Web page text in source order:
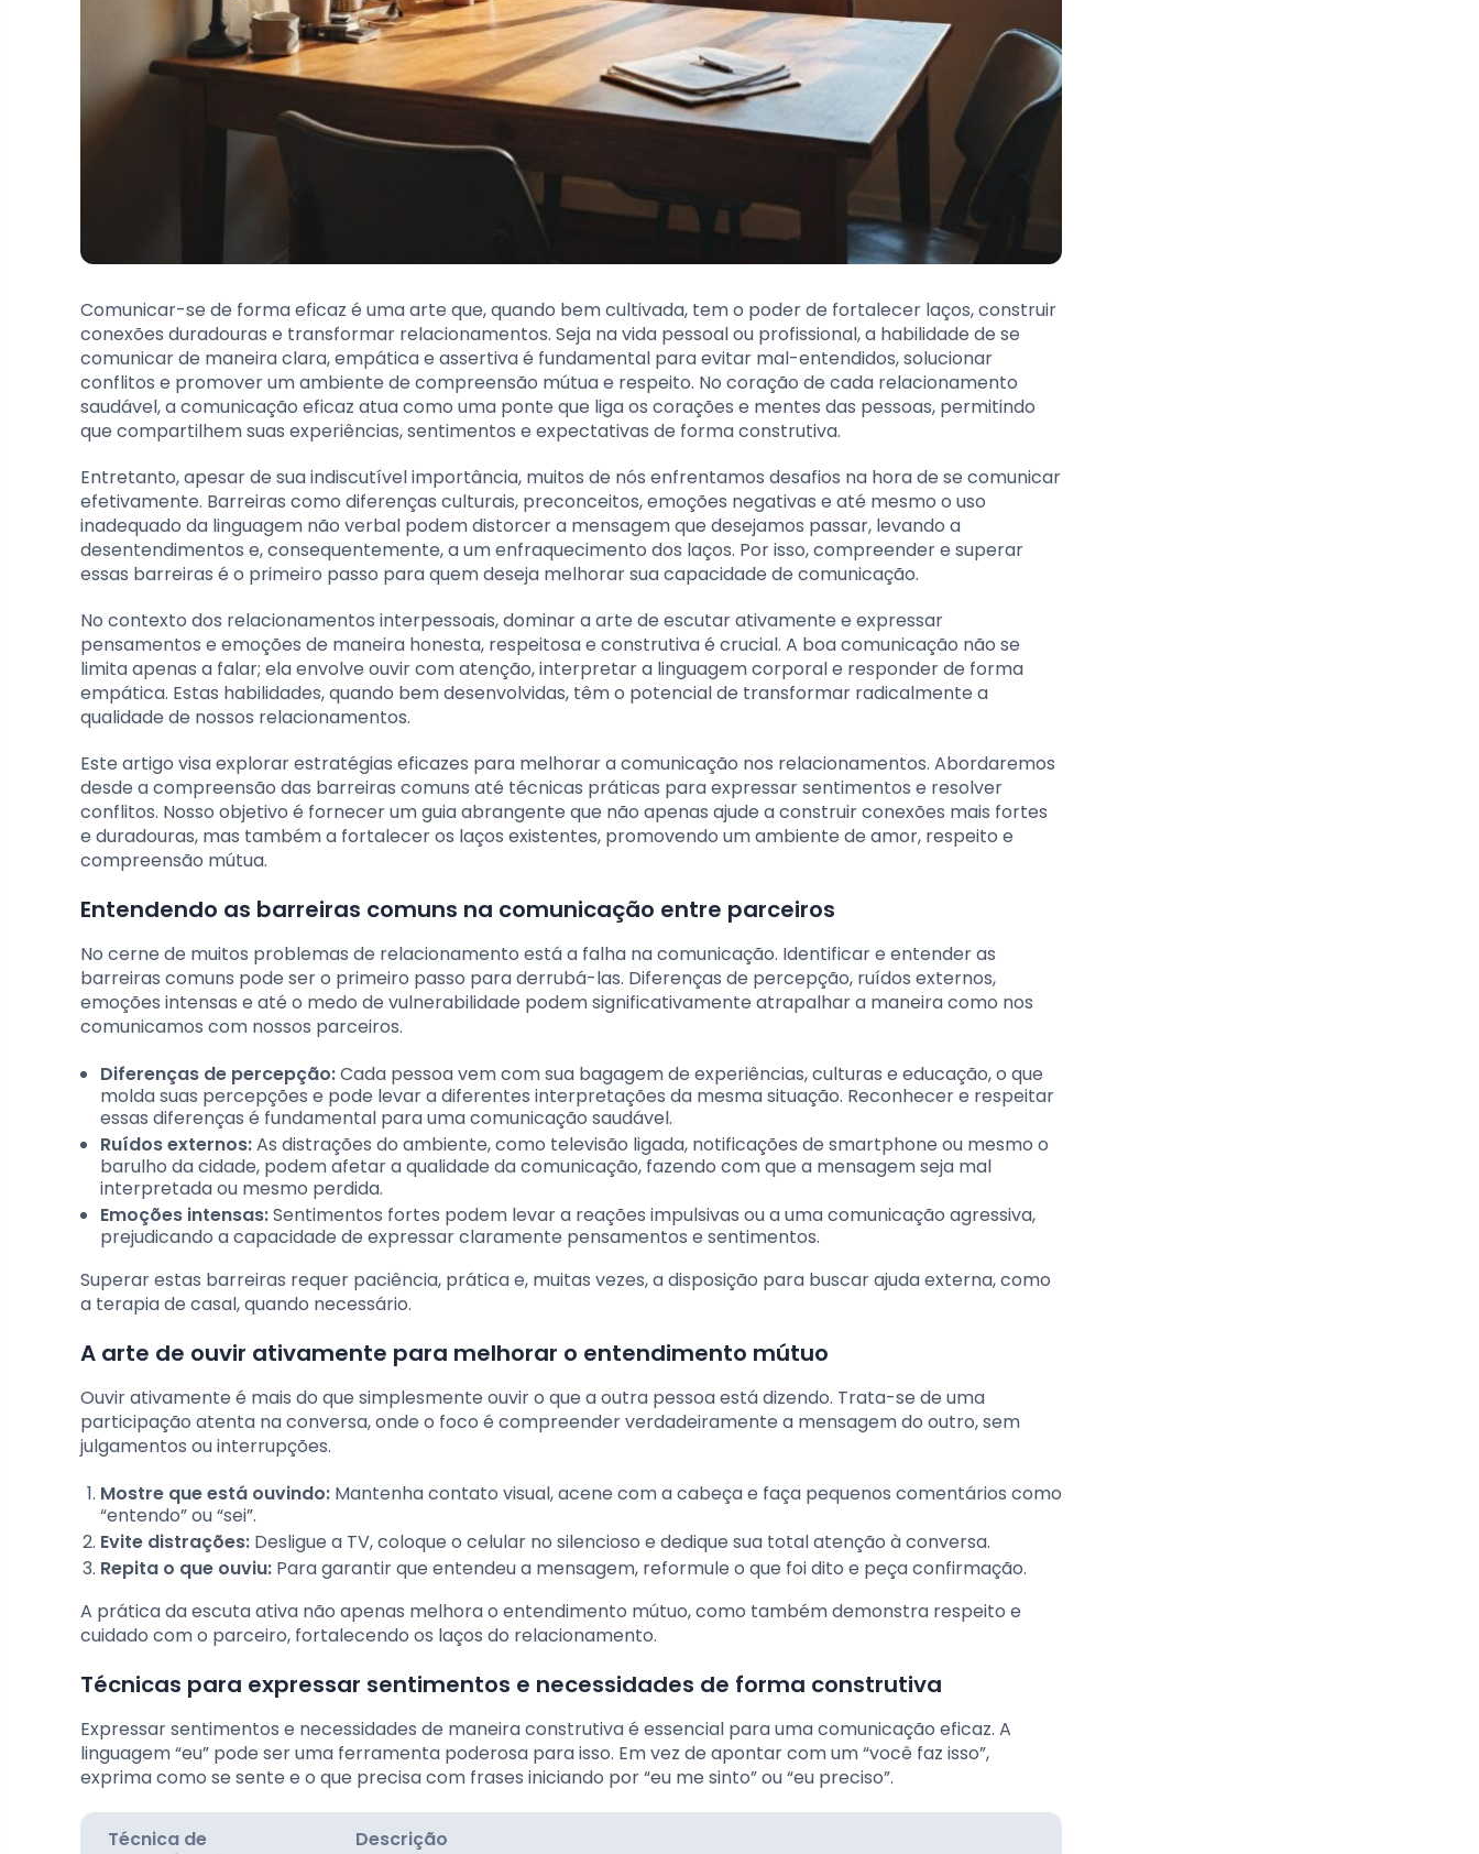
Comunicar-se de forma eficaz é uma arte que, quando bem cultivada, tem o poder de fortalecer laços, construir
conexões duradouras e transformar relacionamentos. Seja na vida pessoal ou profissional, a habilidade de se
comunicar de maneira clara, empática e assertiva é fundamental para evitar mal-entendidos, solucionar
conflitos e promover um ambiente de compreensão mútua e respeito. No coração de cada relacionamento
saudável, a comunicação eficaz atua como uma ponte que liga os corações e mentes das pessoas, permitindo
que compartilhem suas experiências, sentimentos e expectativas de forma construtiva.
Entretanto, apesar de sua indiscutível importância, muitos de nós enfrentamos desafios na hora de se comunicar
efetivamente. Barreiras como diferenças culturais, preconceitos, emoções negativas e até mesmo o uso
inadequado da linguagem não verbal podem distorcer a mensagem que desejamos passar, levando a
desentendimentos e, consequentemente, a um enfraquecimento dos laços. Por isso, compreender e superar
essas barreiras é o primeiro passo para quem deseja melhorar sua capacidade de comunicação.
No contexto dos relacionamentos interpessoais, dominar a arte de escutar ativamente e expressar
pensamentos e emoções de maneira honesta, respeitosa e construtiva é crucial. A boa comunicação não se
limita apenas a falar; ela envolve ouvir com atenção, interpretar a linguagem corporal e responder de forma
empática. Estas habilidades, quando bem desenvolvidas, têm o potencial de transformar radicalmente a
qualidade de nossos relacionamentos.
Este artigo visa explorar estratégias eficazes para melhorar a comunicação nos relacionamentos. Abordaremos
desde a compreensão das barreiras comuns até técnicas práticas para expressar sentimentos e resolver
conflitos. Nosso objetivo é fornecer um guia abrangente que não apenas ajude a construir conexões mais fortes
e duradouras, mas também a fortalecer os laços existentes, promovendo um ambiente de amor, respeito e
compreensão mútua.
Entendendo as barreiras comuns na comunicação entre parceiros
No cerne de muitos problemas de relacionamento está a falha na comunicação. Identificar e entender as
barreiras comuns pode ser o primeiro passo para derrubá-las. Diferenças de percepção, ruídos externos,
emoções intensas e até o medo de vulnerabilidade podem significativamente atrapalhar a maneira como nos
comunicamos com nossos parceiros.
Diferenças de percepção:Cada pessoa vem com sua bagagem de experiências, culturas e educação, o que
molda suas percepções e pode levar a diferentes interpretações da mesma situação. Reconhecer e respeitar
essas diferenças é fundamental para uma comunicação saudável.
Ruídos externos:As distrações do ambiente, como televisão ligada, notificações de smartphone ou mesmo o
barulho da cidade, podem afetar a qualidade da comunicação, fazendo com que a mensagem seja mal
interpretada ou mesmo perdida.
Emoções intensas:Sentimentos fortes podem levar a reações impulsivas ou a uma comunicação agressiva,
prejudicando a capacidade de expressar claramente pensamentos e sentimentos.
Superar estas barreiras requer paciência, prática e, muitas vezes, a disposição para buscar ajuda externa, como
a terapia de casal, quando necessário.
A arte de ouvir ativamente para melhorar o entendimento mútuo
Ouvir ativamente é mais do que simplesmente ouvir o que a outra pessoa está dizendo. Trata-se de uma
participação atenta na conversa, onde o foco é compreender verdadeiramente a mensagem do outro, sem
julgamentos ou interrupções.
Mostre que está ouvindo: Mantenha contato visual, acene com a cabeça e faça pequenos comentários como
“entendo” ou “sei”.
Evite distrações: Desligue a TV, coloque o celular no silencioso e dedique sua total atenção à conversa.
Repita o que ouviu: Para garantir que entendeu a mensagem, reformule o que foi dito e peça confirmação.
A prática da escuta ativa não apenas melhora o entendimento mútuo, como também demonstra respeito e
cuidado com o parceiro, fortalecendo os laços do relacionamento.
Técnicas para expressar sentimentos e necessidades de forma construtiva
Expressar sentimentos e necessidades de maneira construtiva é essencial para uma comunicação eficaz. A
linguagem “eu” pode ser uma ferramenta poderosa para isso. Em vez de apontar com um “você faz isso”,
exprima como se sente e o que precisa com frases iniciando por “eu me sinto” ou “eu preciso”.
Técnica de
Descrição